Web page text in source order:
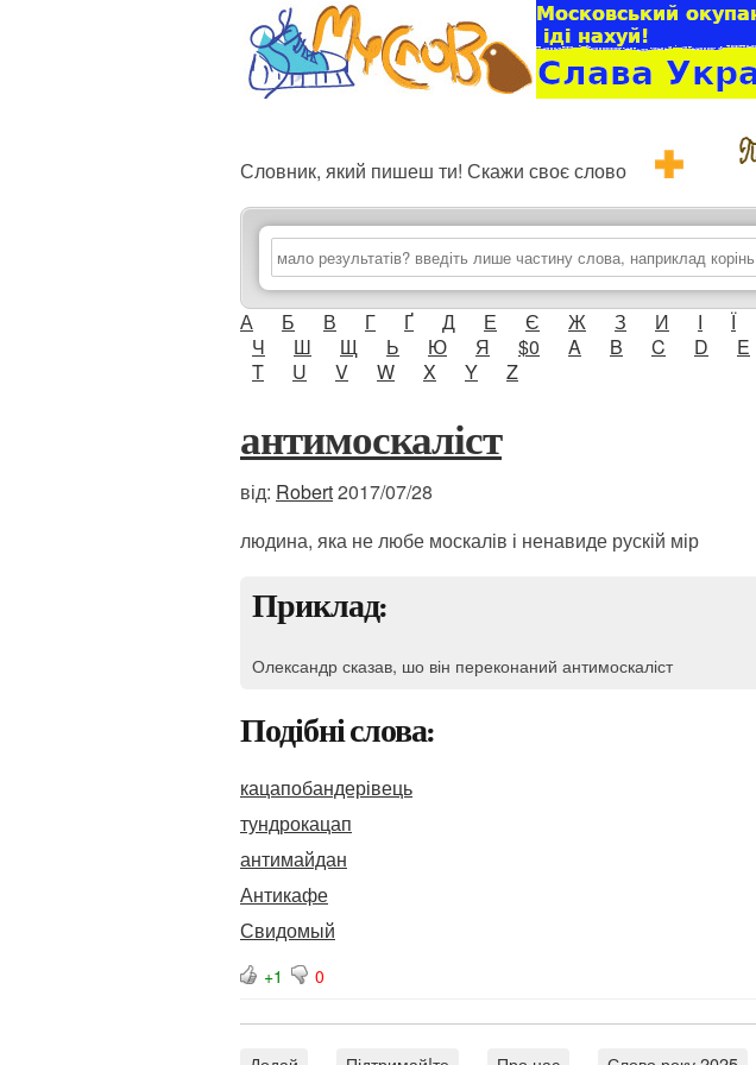
Словник, який пишеш ти! Скажи своє слово
А Б В Г Ґ Д Е Є Ж З И І Ї
Ч
Ш Щ Ь Ю Я $0 A B C D E
T
U V W X Y Z
антимоскаліст
від: Robert2017/07/28
людина, яка не любе москалів і ненавиде рускій мір
Приклад:
Олександр сказав, шо він переконаний антимоскаліст
Подібні слова:
кацапобандерівець
тундрокацап
антимайдан
Антикафе
Свидомый
+1 0